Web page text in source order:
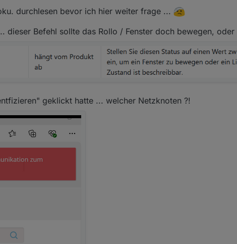
durchlesen bevor ich hier weiter frage ...
dieser Befehl sollte das Rollo / Fenster doch bewegen, oder
geklickt hatte ... welcher Netzknoten ?!